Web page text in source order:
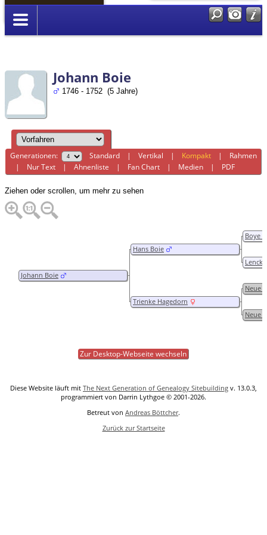
Anmelden
Johann Boie
1746 - 1752 (5 Jahre)
Generationen: Standard |Vertikal | Kompakt | Rahmen
| Nur Text |Ahnenliste | Fan Chart | Medien | PDF
Ziehen oder scrollen, um mehr zu sehen
Johann Boie
Hans Boie
Boye
Trienke Hagedorn
Neue
Neue
Zur Desktop-Webseite wechseln
Diese Website läuft mit The Next Generation of Genealogy Sitebuilding v. 13.0.3,
programmiert von Darrin Lythgoe © 2001-2026.
Betreut von Andreas Böttcher.
Zurück zur Startseite